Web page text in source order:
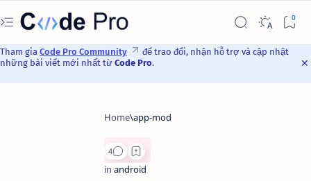
Tham gia Code Pro Community
để trao đổi, nhận hỗ trợ và cập nhật
những bài viết mới nhất từ Code Pro.